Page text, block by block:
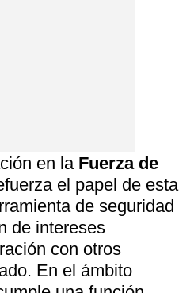
en la Fuerza de
el papel de esta
de seguridad
de intereses
con otros
En el ámbito